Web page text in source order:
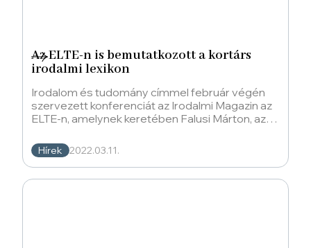
Az ELTE-n is bemutatkozott a kortárs
irodalmi lexikon
Irodalom és tudomány címmel február végén
szervezett konferenciát az Irodalmi Magazin az
ELTE-n, amelynek keretében Falusi Márton, az
Hírek 2022.03.11.